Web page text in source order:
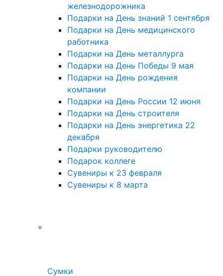
железнодорожника
Подарки на День знаний 1 сентября
Подарки на День медицинского
работника
Подарки на День металлурга
Подарки на День Победы 9 мая
Подарки на День рождения
компании
Подарки на День России 12 июня
Подарки на День строителя
Подарки на День энергетика 22
декабря
Подарки руководителю
Подарок коллеге
Сувениры к 23 февраля
Сувениры к 8 марта
Сумки